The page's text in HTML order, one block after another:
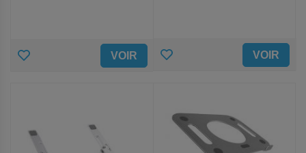
AJOUTER VOIR AJOUTER VOIR